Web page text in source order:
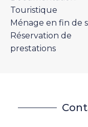
Touristique
Ménage en fin de
Réservation de
prestations